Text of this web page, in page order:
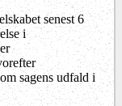
senest 6
i
sagens udfald i